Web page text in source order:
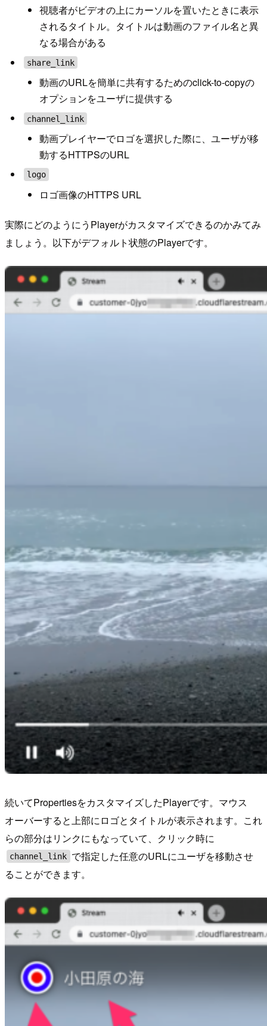
視聴者がビデオの上にカーソルを置いたときに表示
されるタイトル。タイトルは動画のファイル名と異
なる場合がある
share_link
動画のURLを簡単に共有するためのclick-to-copyの
オプションをユーザに提供する
channel_link
動画プレイヤーでロゴを選択した際に、ユーザが移
動するHTTPSのURL
logo
ロゴ画像のHTTPS URL
実際にどのようにうPlayerがカスタマイズできるのかみてみ
ましょう。以下がデフォルト状態のPlayerです。
続いてPropertiesをカスタマイズしたPlayerです。マウス
オーバーすると上部にロゴとタイトルが表示されます。これ
らの部分はリンクにもなっていて、クリック時に
channel_link で指定した任意のURLにユーザを移動させ
ることができます。